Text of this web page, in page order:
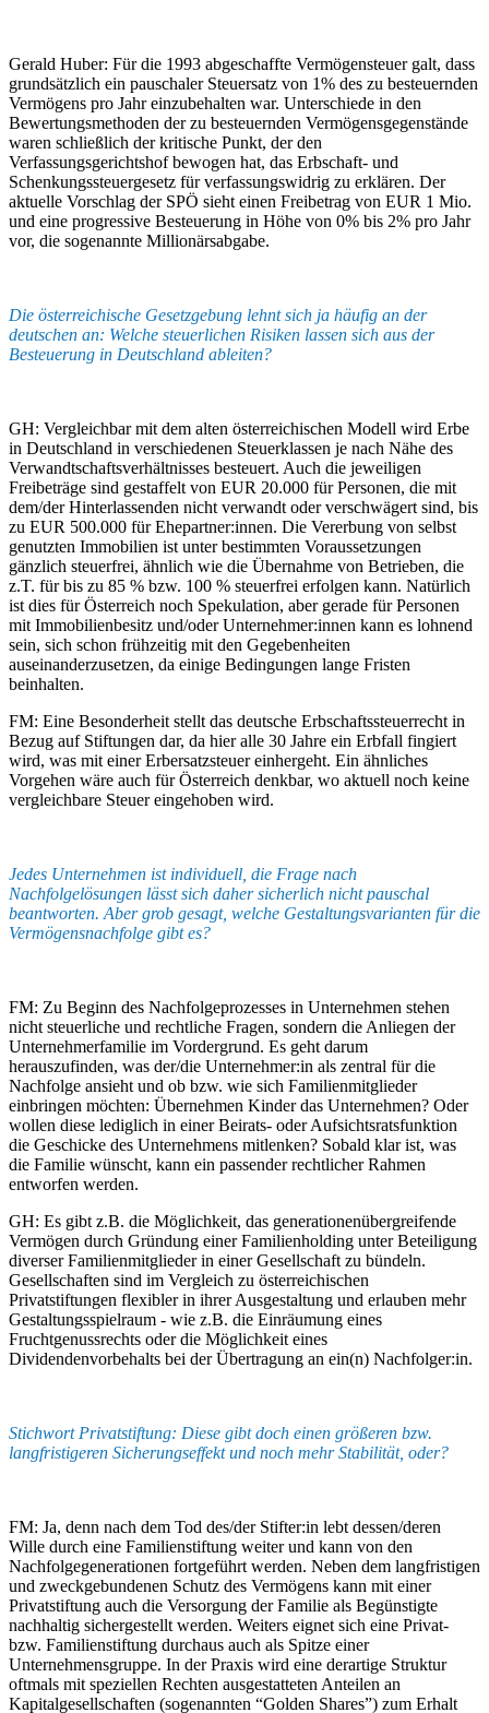
Gerald Huber: Für die 1993 abgeschaffte Vermögensteuer galt, dass
grundsätzlich ein pauschaler Steuersatz von 1% des zu besteuernden
Vermögens pro Jahr einzubehalten war. Unterschiede in den
Bewertungsmethoden der zu besteuernden Vermögensgegenstände
waren schließlich der kritische Punkt, der den
Verfassungsgerichtshof bewogen hat, das Erbschaft- und
Schenkungssteuergesetz für verfassungswidrig zu erklären. Der
aktuelle Vorschlag der SPÖ sieht einen Freibetrag von EUR 1 Mio.
und eine progressive Besteuerung in Höhe von 0% bis 2% pro Jahr
vor, die sogenannte Millionärsabgabe.
Die österreichische Gesetzgebung lehnt sich ja häufig an der
deutschen an: Welche steuerlichen Risiken lassen sich aus der
Besteuerung in Deutschland ableiten?
GH: Vergleichbar mit dem alten österreichischen Modell wird Erbe
in Deutschland in verschiedenen Steuerklassen je nach Nähe des
Verwandtschaftsverhältnisses besteuert. Auch die jeweiligen
Freibeträge sind gestaffelt von EUR 20.000 für Personen, die mit
dem/der Hinterlassenden nicht verwandt oder verschwägert sind, bis
zu EUR 500.000 für Ehepartner:innen. Die Vererbung von selbst
genutzten Immobilien ist unter bestimmten Voraussetzungen
gänzlich steuerfrei, ähnlich wie die Übernahme von Betrieben, die
z.T. für bis zu 85 % bzw. 100 % steuerfrei erfolgen kann. Natürlich
ist dies für Österreich noch Spekulation, aber gerade für Personen
mit Immobilienbesitz und/oder Unternehmer:innen kann es lohnend
sein, sich schon frühzeitig mit den Gegebenheiten
auseinanderzusetzen, da einige Bedingungen lange Fristen
beinhalten.
FM: Eine Besonderheit stellt das deutsche Erbschaftssteuerrecht in
Bezug auf Stiftungen dar, da hier alle 30 Jahre ein Erbfall fingiert
wird, was mit einer Erbersatzsteuer einhergeht. Ein ähnliches
Vorgehen wäre auch für Österreich denkbar, wo aktuell noch keine
vergleichbare Steuer eingehoben wird.
Jedes Unternehmen ist individuell, die Frage nach
Nachfolgelösungen lässt sich daher sicherlich nicht pauschal
beantworten. Aber grob gesagt, welche Gestaltungsvarianten für die
Vermögensnachfolge gibt es?
FM: Zu Beginn des Nachfolgeprozesses in Unternehmen stehen
nicht steuerliche und rechtliche Fragen, sondern die Anliegen der
Unternehmerfamilie im Vordergrund. Es geht darum
herauszufinden, was der/die Unternehmer:in als zentral für die
Nachfolge ansieht und ob bzw. wie sich Familienmitglieder
einbringen möchten: Übernehmen Kinder das Unternehmen? Oder
wollen diese lediglich in einer Beirats- oder Aufsichtsratsfunktion
die Geschicke des Unternehmens mitlenken? Sobald klar ist, was
die Familie wünscht, kann ein passender rechtlicher Rahmen
entworfen werden.
GH: Es gibt z.B. die Möglichkeit, das generationenübergreifende
Vermögen durch Gründung einer Familienholding unter Beteiligung
diverser Familienmitglieder in einer Gesellschaft zu bündeln.
Gesellschaften sind im Vergleich zu österreichischen
Privatstiftungen flexibler in ihrer Ausgestaltung und erlauben mehr
Gestaltungsspielraum - wie z.B. die Einräumung eines
Fruchtgenussrechts oder die Möglichkeit eines
Dividendenvorbehalts bei der Übertragung an ein(n) Nachfolger:in.
Stichwort Privatstiftung: Diese gibt doch einen größeren bzw.
langfristigeren Sicherungseffekt und noch mehr Stabilität, oder?
FM: Ja, denn nach dem Tod des/der Stifter:in lebt dessen/deren
Wille durch eine Familienstiftung weiter und kann von den
Nachfolgegenerationen fortgeführt werden. Neben dem langfristigen
und zweckgebundenen Schutz des Vermögens kann mit einer
Privatstiftung auch die Versorgung der Familie als Begünstigte
nachhaltig sichergestellt werden. Weiters eignet sich eine Privat-
bzw. Familienstiftung durchaus auch als Spitze einer
Unternehmensgruppe. In der Praxis wird eine derartige Struktur
oftmals mit speziellen Rechten ausgestatteten Anteilen an
Kapitalgesellschaften (sogenannten “Golden Shares”) zum Erhalt